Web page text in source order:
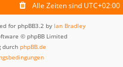
Alle Zeiten sind UTC+02:00
for phpBB3.2 by Ian Bradley
© phpBB Limited
durch phpBB.de